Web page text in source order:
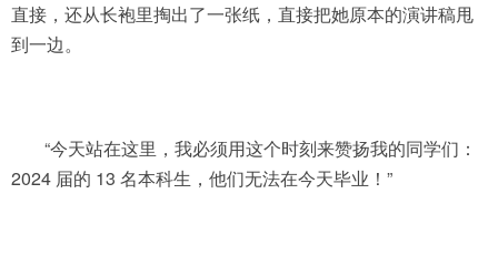
直接，还从长袍里掏出了一张纸，直接把她原本的演讲稿甩
到一边。
“今天站在这里，我必须用这个时刻来赞扬我的同学们：
2024 届的 13 名本科生，他们无法在今天毕业！”